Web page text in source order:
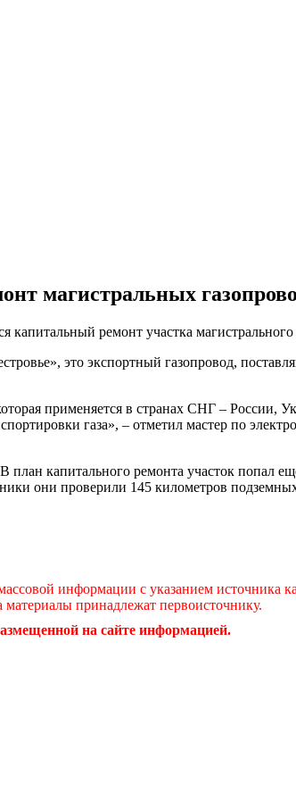
магистральных
капитальный ремонт участка
это экспортный газопровод,
применяется в странах СНГ –
газа», – отметил мастер по
план капитального ремонта участок попал
они проверили 145 километров
информации с указанием источника
принадлежат первоисточнику.
на сайте информацией.